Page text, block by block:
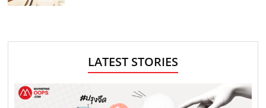
LATEST STORIES